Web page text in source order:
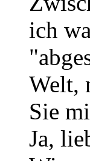
ich
Welt,
Sie
Ja,